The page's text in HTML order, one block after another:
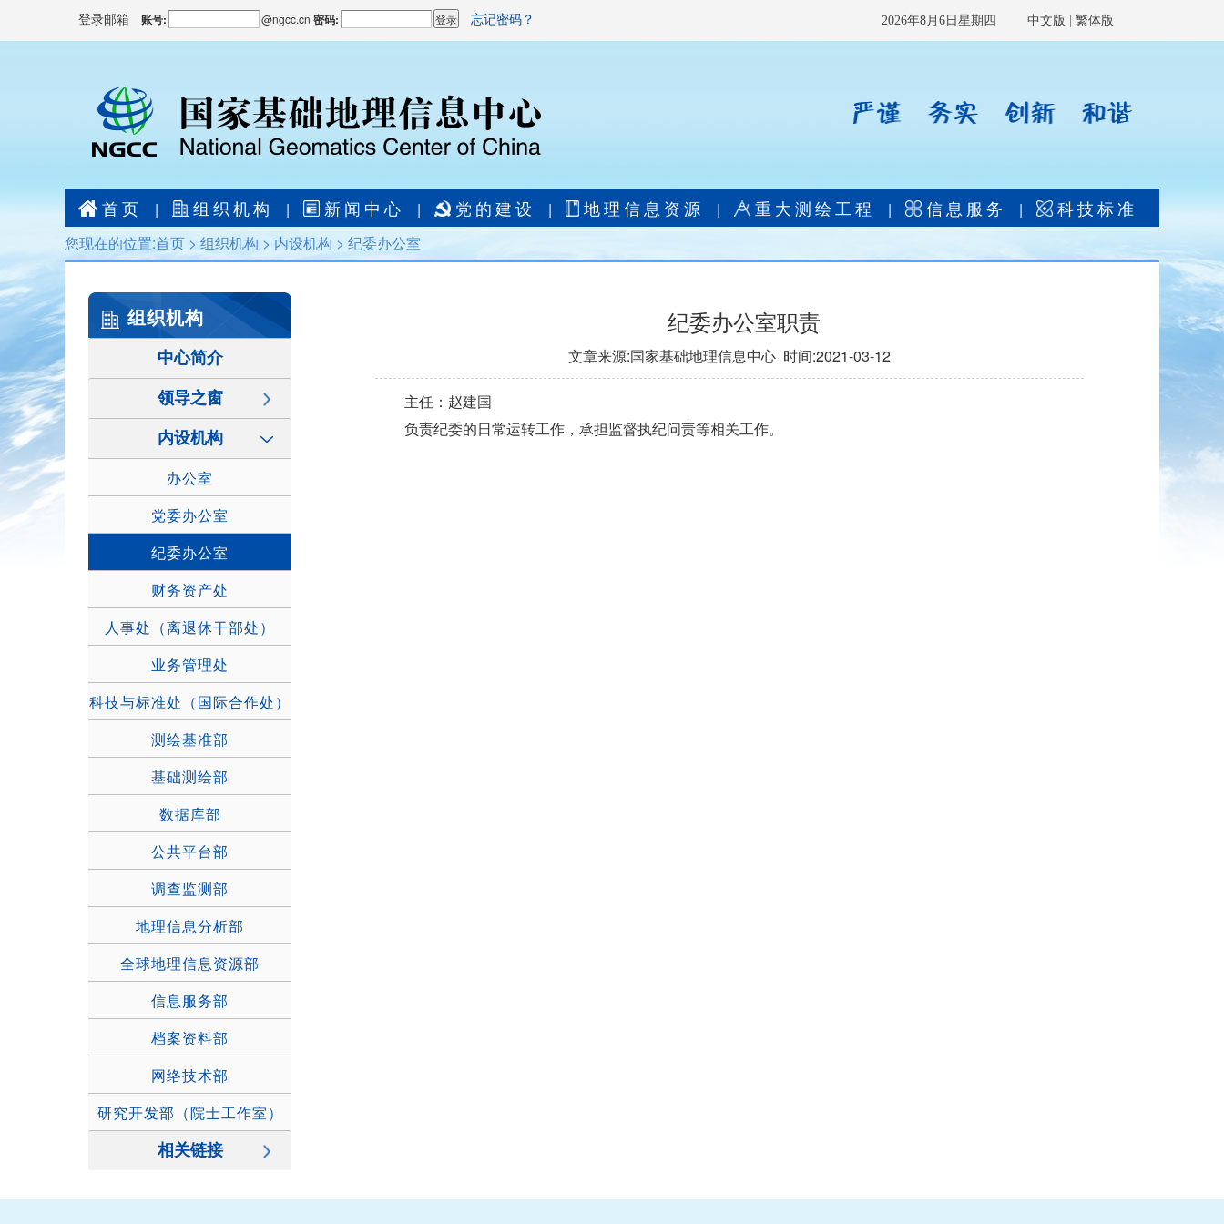
登录邮箱 账号: @ngcc.cn 密码: 忘记密码？ 2026年8月6日星期四 中文版 繁体版
首页 | 组织机构 | 新闻中心 | 党的建设 | 地理信息资源 | 重大测绘工程 | 信息服务 | 科技标准
您现在的位置:首页 > 组织机构 > 内设机构 > 纪委办公室
组织机构
中心简介
领导之窗
内设机构
办公室
党委办公室
纪委办公室
财务资产处
人事处（离退休干部处）
业务管理处
科技与标准处（国际合作处）
测绘基准部
基础测绘部
数据库部
公共平台部
调查监测部
地理信息分析部
全球地理信息资源部
信息服务部
档案资料部
网络技术部
研究开发部（院士工作室）
相关链接
纪委办公室职责
文章来源:国家基础地理信息中心 时间:2021-03-12
主任：赵建国
负责纪委的日常运转工作，承担监督执纪问责等相关工作。